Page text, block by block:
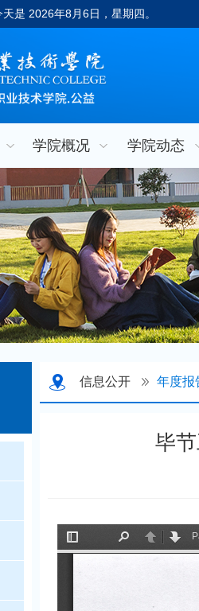
天是 2026年8月6日，星期四。
学院概况 学院动态
信息公开 年度报
毕